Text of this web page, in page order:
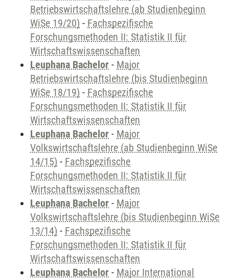
Betriebswirtschaftslehre (ab Studienbeginn
WiSe 19/20) - Fachspezifische
Forschungsmethoden II: Statistik II für
Wirtschaftswissenschaften
Leuphana Bachelor - Major
Betriebswirtschaftslehre (bis Studienbeginn
WiSe 18/19) - Fachspezifische
Forschungsmethoden II: Statistik II für
Wirtschaftswissenschaften
Leuphana Bachelor - Major
Volkswirtschaftslehre (ab Studienbeginn WiSe
14/15) - Fachspezifische
Forschungsmethoden II: Statistik II für
Wirtschaftswissenschaften
Leuphana Bachelor - Major
Volkswirtschaftslehre (bis Studienbeginn WiSe
13/14) - Fachspezifische
Forschungsmethoden II: Statistik II für
Wirtschaftswissenschaften
Leuphana Bachelor - Major International